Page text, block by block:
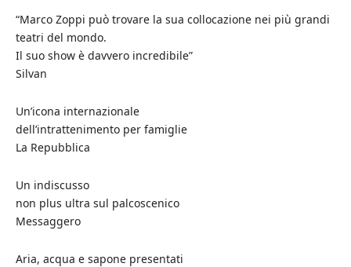
“Marco Zoppi può trovare la sua collocazione nei più grandi
teatri del mondo.
Il suo show è davvero incredibile”
Silvan
Un’icona internazionale
dell’intrattenimento per famiglie
La Repubblica
Un indiscusso
non plus ultra sul palcoscenico
Messaggero
Aria, acqua e sapone presentati